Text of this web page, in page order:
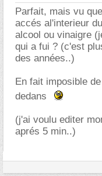
Parfait, mais vu
accés al'interieur
alcool ou vinaigre
qui a fui ? (c'est
des années..)
En fait imposible
dedans
(j'ai voulu editer
aprés 5 min..)